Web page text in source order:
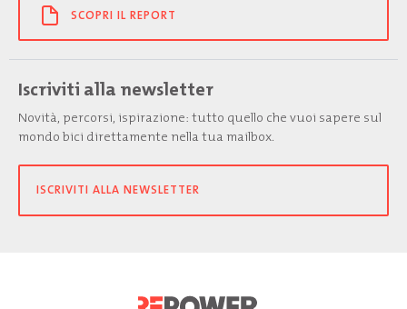
SCOPRI IL REPORT
Iscriviti alla newsletter
Novità, percorsi, ispirazione: tutto quello che vuoi sapere sul
mondo bici direttamente nella tua mailbox.
ISCRIVITI ALLA NEWSLETTER